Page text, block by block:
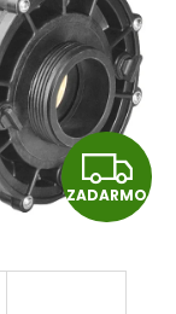
Z
A
ZADARMO